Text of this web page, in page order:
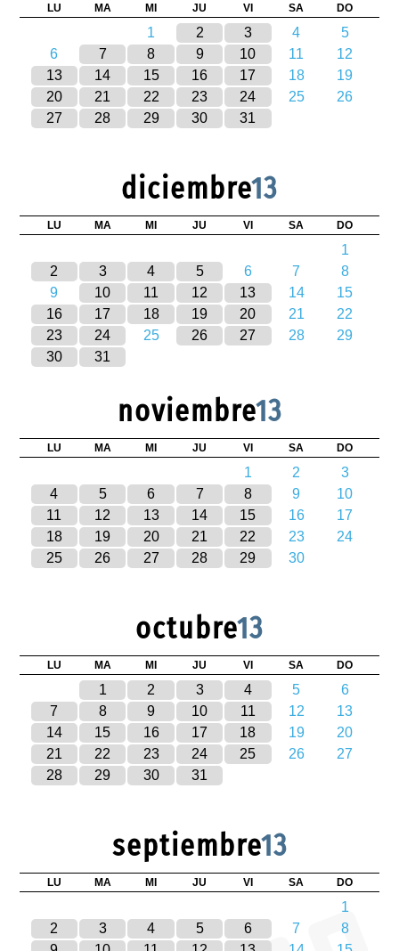
LU MA MI JU VI SA DO
1 2 3 4
5
6
7 8 9 10 11
12
13
14 15 16 17 18
19
20
21 22 23 24 25
26
27
28 29 30 31
diciembre13
LU MA MI JU VI SA DO
1
2
3 4 5 6 7
8
9
10 11 12 13 14
15
16
17 18 19 20 21
22
23
24 25 26 27 28
29
30
31
noviembre13
LU MA MI JU VI SA DO
1 2
3
4
5 6 7 8 9
10
11
12 13 14 15 16
17
18
19 20 21 22 23
24
25
26 27 28 29 30
octubre13
LU MA MI JU VI SA DO
1 2 3 4 5
6
7
8 9 10 11 12
13
14
15 16 17 18 19
20
21
22 23 24 25 26
27
28
29 30 31
septiembre13
LU MA MI JU VI SA DO
1
2
3 4 5 6 7
8